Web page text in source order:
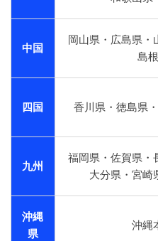
中国
岡山県・広島県・
島
四国 香川県・徳島県
九州
福岡県・佐賀県・
大分県・宮崎
沖縄
県
沖縄